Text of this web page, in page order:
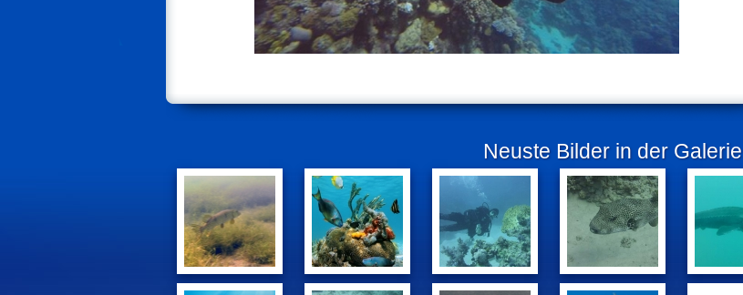
Neuste Bilder in der Galerie